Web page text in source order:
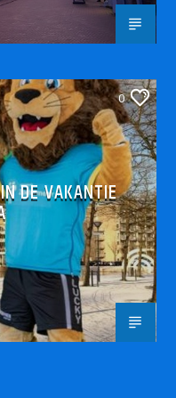
0
DE VAKANTIE